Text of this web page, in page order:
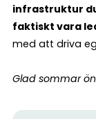
infrastruktur
faktiskt vara
med att driva
Glad sommar